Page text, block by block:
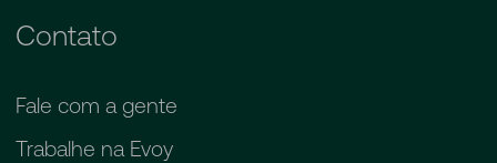
Contato
Fale com a gente
Trabalhe na Evoy